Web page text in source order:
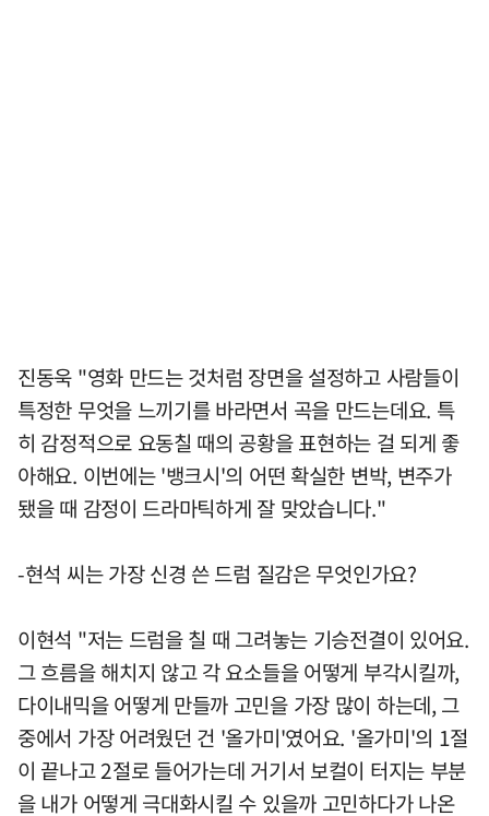
진동욱 "영화 만드는 것처럼 장면을 설정하고 사람들이
특정한 무엇을 느끼기를 바라면서 곡을 만드는데요. 특
히 감정적으로 요동칠 때의 공황을 표현하는 걸 되게 좋
아해요. 이번에는 '뱅크시'의 어떤 확실한 변박, 변주가
됐을 때 감정이 드라마틱하게 잘 맞았습니다."
-현석 씨는 가장 신경 쓴 드럼 질감은 무엇인가요?
이현석 "저는 드럼을 칠 때 그려놓는 기승전결이 있어요.
그 흐름을 해치지 않고 각 요소들을 어떻게 부각시킬까,
다이내믹을 어떻게 만들까 고민을 가장 많이 하는데, 그
중에서 가장 어려웠던 건 '올가미'였어요. '올가미'의 1절
이 끝나고 2절로 들어가는데 거기서 보컬이 터지는 부분
을 내가 어떻게 극대화시킬 수 있을까 고민하다가 나온